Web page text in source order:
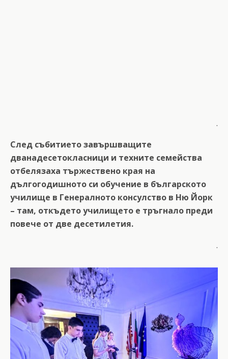
.
След събитието завършващите
дванадесетокласници и техните семейства
отбелязаха тържествено края на
дългогодишното си обучение в българското
училище в Генералното консулство в Ню Йорк
– там, откъдето училището е тръгнало преди
повече от две десетилетия.
.